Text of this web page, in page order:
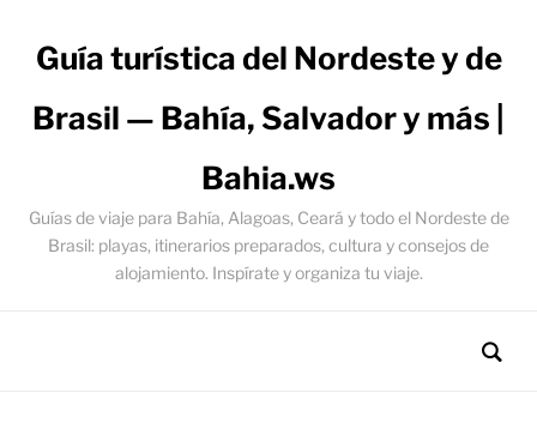
Guía turística del Nordeste y de
Brasil — Bahía, Salvador y más |
Bahia.ws
Guías de viaje para Bahía, Alagoas, Ceará y todo el Nordeste de
Brasil: playas, itinerarios preparados, cultura y consejos de
alojamiento. Inspírate y organiza tu viaje.